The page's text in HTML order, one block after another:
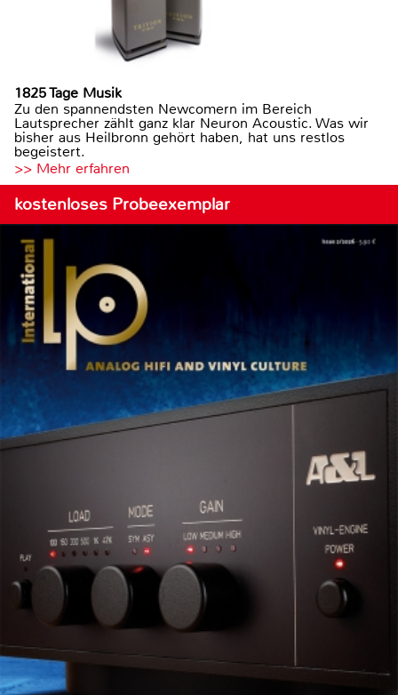
1825 Tage Musik
Zu den spannendsten Newcomern im Bereich
Lautsprecher zählt ganz klar Neuron Acoustic. Was wir
bisher aus Heilbronn gehört haben, hat uns restlos
begeistert.
>> Mehr erfahren
kostenloses Probeexemplar